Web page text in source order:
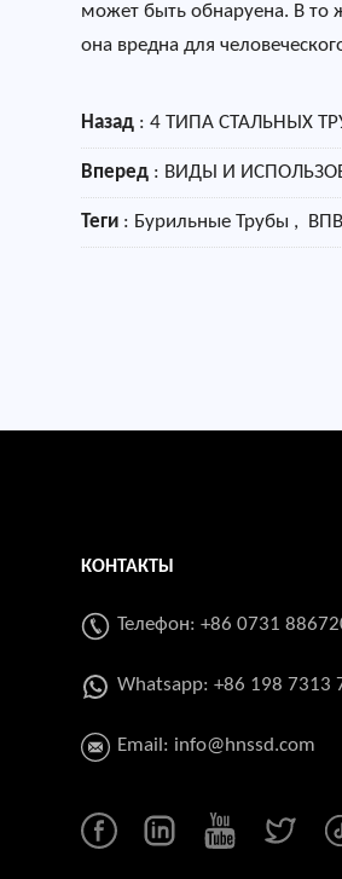
может быть обнаруена. В то
она вредна для
Назад :4 ТИПА СТАЛЬНЫХ
Вперед : ВИДЫ И
Теги : Бурильные Трубы ,
КОНТАКТЫ
Телефон: +86 0731
Whatsapp:+86 198 7313
Email: info@hnssd.com